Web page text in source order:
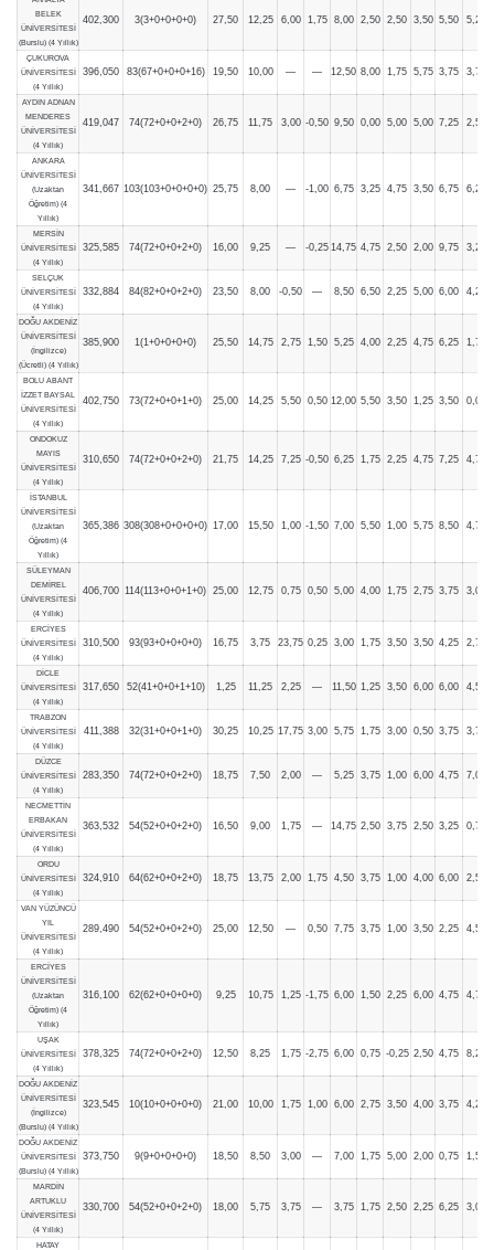
BELEK
ÜNİVERSİTESİ
(Burslu) (4 Yıllık)
402,300 3(3+0+0+0+0) 27,50 12,25 6,00 1,75 8,00 2,50 2,50 3,50 5,50 5,25
ÇUKUROVA
ÜNİVERSİTESİ
(4 Yıllık)
396,050 83(67+0+0+0+16) 19,50 10,00 — — 12,50 8,00 1,75 5,75 3,75 3,75
AYDIN ADNAN
MENDERES
ÜNİVERSİTESİ
(4 Yıllık)
419,047 74(72+0+0+2+0) 26,75 11,75 3,00 -0,50 9,50 0,00 5,00 5,00 7,25 2,50
ANKARA
ÜNİVERSİTESİ
(Uzaktan
Öğretim) (4
Yıllık)
341,667 103(103+0+0+0+0) 25,75 8,00 — -1,00 6,75 3,25 4,75 3,50 6,75 6,25
MERSİN
ÜNİVERSİTESİ
(4 Yıllık)
325,585 74(72+0+0+2+0) 16,00 9,25 — -0,25 14,75 4,75 2,50 2,00 9,75 3,25
SELÇUK
ÜNİVERSİTESİ
(4 Yıllık)
332,884 84(82+0+0+2+0) 23,50 8,00 -0,50 — 8,50 6,50 2,25 5,00 6,00 4,25
DOĞU AKDENİZ
ÜNİVERSİTESİ
(İngilizce)
(Ücretli) (4 Yıllık)
385,900 1(1+0+0+0+0) 25,50 14,75 2,75 1,50 5,25 4,00 2,25 4,75 6,25 1,75
BOLU ABANT
İZZET BAYSAL
ÜNİVERSİTESİ
(4 Yıllık)
402,750 73(72+0+0+1+0) 25,00 14,25 5,50 0,50 12,00 5,50 3,50 1,25 3,50 0,00
ONDOKUZ
MAYIS
ÜNİVERSİTESİ
(4 Yıllık)
310,650 74(72+0+0+2+0) 21,75 14,25 7,25 -0,50 6,25 1,75 2,25 4,75 7,25 4,75
İSTANBUL
ÜNİVERSİTESİ
(Uzaktan
Öğretim) (4
Yıllık)
365,386 308(308+0+0+0+0) 17,00 15,50 1,00 -1,50 7,00 5,50 1,00 5,75 8,50 4,75
SÜLEYMAN
DEMİREL
ÜNİVERSİTESİ
(4 Yıllık)
406,700 114(113+0+0+1+0) 25,00 12,75 0,75 0,50 5,00 4,00 1,75 2,75 3,75 3,00
ERCİYES
ÜNİVERSİTESİ
(4 Yıllık)
310,500 93(93+0+0+0+0) 16,75 3,75 23,75 0,25 3,00 1,75 3,50 3,50 4,25 2,75
DİCLE
ÜNİVERSİTESİ
(4 Yıllık)
317,650 52(41+0+0+1+10) 1,25 11,25 2,25 — 11,50 1,25 3,50 6,00 6,00 4,50
TRABZON
ÜNİVERSİTESİ
(4 Yıllık)
411,388 32(31+0+0+1+0) 30,25 10,25 17,75 3,00 5,75 1,75 3,00 0,50 3,75 3,75
DÜZCE
ÜNİVERSİTESİ
(4 Yıllık)
283,350 74(72+0+0+2+0) 18,75 7,50 2,00 — 5,25 3,75 1,00 6,00 4,75 7,00
NECMETTİN
ERBAKAN
ÜNİVERSİTESİ
(4 Yıllık)
363,532 54(52+0+0+2+0) 16,50 9,00 1,75 — 14,75 2,50 3,75 2,50 3,25 0,75
ORDU
ÜNİVERSİTESİ
(4 Yıllık)
324,910 64(62+0+0+2+0) 18,75 13,75 2,00 1,75 4,50 3,75 1,00 4,00 6,00 2,50
VAN YÜZÜNCÜ
YIL
ÜNİVERSİTESİ
(4 Yıllık)
289,490 54(52+0+0+2+0) 25,00 12,50 — 0,50 7,75 3,75 1,00 3,50 2,25 4,50
ERCİYES
ÜNİVERSİTESİ
(Uzaktan
Öğretim) (4
Yıllık)
316,100 62(62+0+0+0+0) 9,25 10,75 1,25 -1,75 6,00 1,50 2,25 6,00 4,75 4,75
UŞAK
ÜNİVERSİTESİ
(4 Yıllık)
378,325 74(72+0+0+2+0) 12,50 8,25 1,75 -2,75 6,00 0,75 -0,25 2,50 4,75 8,25
DOĞU AKDENİZ
ÜNİVERSİTESİ
(İngilizce)
(Burslu) (4 Yıllık)
323,545 10(10+0+0+0+0) 21,00 10,00 1,75 1,00 6,00 2,75 3,50 4,00 3,75 4,25
DOĞU AKDENİZ
ÜNİVERSİTESİ
(Burslu) (4 Yıllık)
373,750 9(9+0+0+0+0) 18,50 8,50 3,00 — 7,00 1,75 5,00 2,00 0,75 1,50
MARDİN
ARTUKLU
ÜNİVERSİTESİ
(4 Yıllık)
330,700 54(52+0+0+2+0) 18,00 5,75 3,75 — 3,75 1,75 2,50 2,25 6,25 3,00
HATAY